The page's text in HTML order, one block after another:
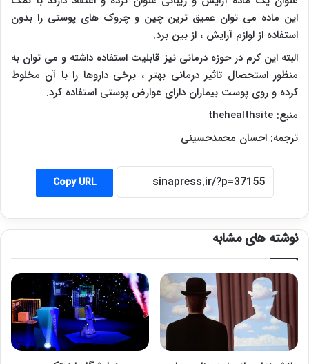
این ماده می توان عمیق ترین چین و چروک های پوستی را بدون
استفاده از لوازم آرایش ، از بین برد.
البته این کرم در حوزه درمانی نیز قابلیت استفاده داشته و می توان به
منظور استحصال تاثیر درمانی بهتر ، برخی داروها را با آن مخلوط
کرده و روی پوست بیماران دارای عوارض پوستی استفاده کرد.
منبع: thehealthsite
ترجمه: احسان محمدحسینی
Copy URL
نوشته های مشابه